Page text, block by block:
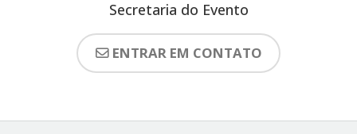
Secretaria do Evento
ENTRAR EM CONTATO